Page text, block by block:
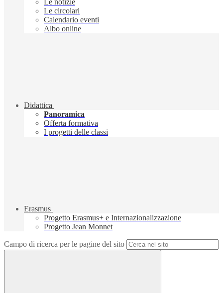
Le notizie
Le circolari
Calendario eventi
Albo online
Didattica
Panoramica
Offerta formativa
I progetti delle classi
Erasmus
Progetto Erasmus+ e Internazionalizzazione
Progetto Jean Monnet
Campo di ricerca per le pagine del sito